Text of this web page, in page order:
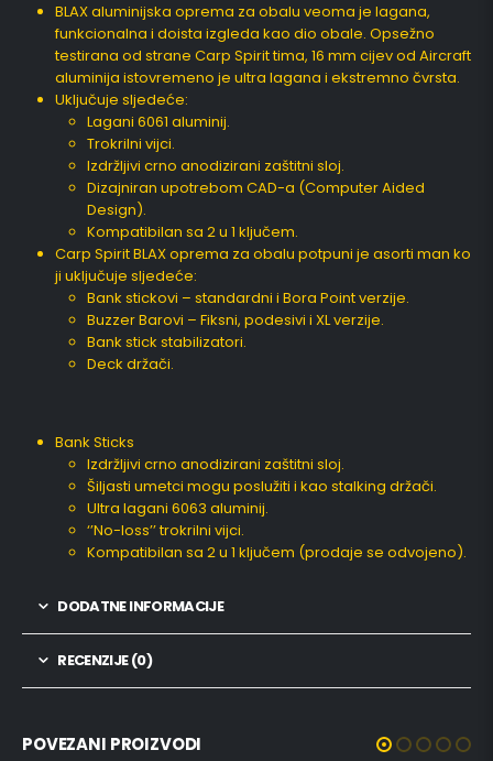
BLAX aluminijska oprema za obalu veoma je lagana,
funkcionalna i doista izgleda kao dio obale. Opsežno
testirana od strane Carp Spirit tima, 16 mm cijev od Aircraft
aluminija istovremeno je ultra lagana i ekstremno čvrsta.
Uključuje sljedeće:
Lagani 6061 aluminij.
Trokrilni vijci.
Izdržljivi crno anodizirani zaštitni sloj.
Dizajniran upotrebom CAD-a (Computer Aided
Design).
Kompatibilan sa 2 u 1 ključem.
Carp Spirit BLAX oprema za obalu potpuni je asorti man ko
ji uključuje sljedeće:
Bank stickovi – standardni i Bora Point verzije.
Buzzer Barovi – Fiksni, podesivi i XL verzije.
Bank stick stabilizatori.
Deck držači.
Bank Sticks
Izdržljivi crno anodizirani zaštitni sloj.
Šiljasti umetci mogu poslužiti i kao stalking držači.
Ultra lagani 6063 aluminij.
‘’No-loss’’ trokrilni vijci.
Kompatibilan sa 2 u 1 ključem (prodaje se odvojeno).
DODATNE INFORMACIJE
RECENZIJE (0)
POVEZANI PROIZVODI